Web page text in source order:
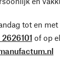
tot en
of op